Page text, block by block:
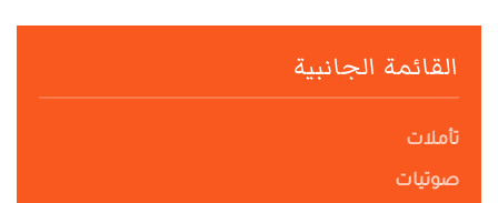
القائمة الجانبية
تأملات
صوتيات